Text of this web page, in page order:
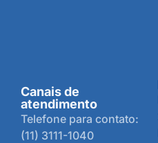
Canais de
atendimento
Telefone para contato:
(11) 3111-1040